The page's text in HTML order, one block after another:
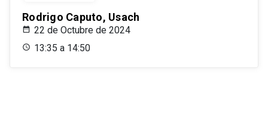
Rodrigo Caputo, Usach
22 de Octubre de 2024
13:35 a 14:50